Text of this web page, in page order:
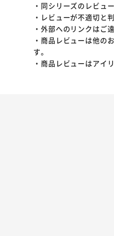
・同シリーズのレビュ
・レビューが不適切と
・外部へのリンクはご
・商品レビューは他の
す。
・商品レビューはアイ